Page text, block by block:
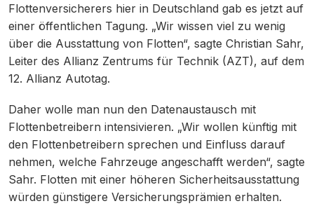
Flottenversicherers hier in Deutschland gab es jetzt auf
einer öffentlichen Tagung. „Wir wissen viel zu wenig
über die Ausstattung von Flotten“, sagte Christian Sahr,
Leiter des Allianz Zentrums für Technik (AZT), auf dem
12. Allianz Autotag.
Daher wolle man nun den Datenaustausch mit
Flottenbetreibern intensivieren. „Wir wollen künftig mit
den Flottenbetreibern sprechen und Einfluss darauf
nehmen, welche Fahrzeuge angeschafft werden“, sagte
Sahr. Flotten mit einer höheren Sicherheitsausstattung
würden günstigere Versicherungsprämien erhalten.